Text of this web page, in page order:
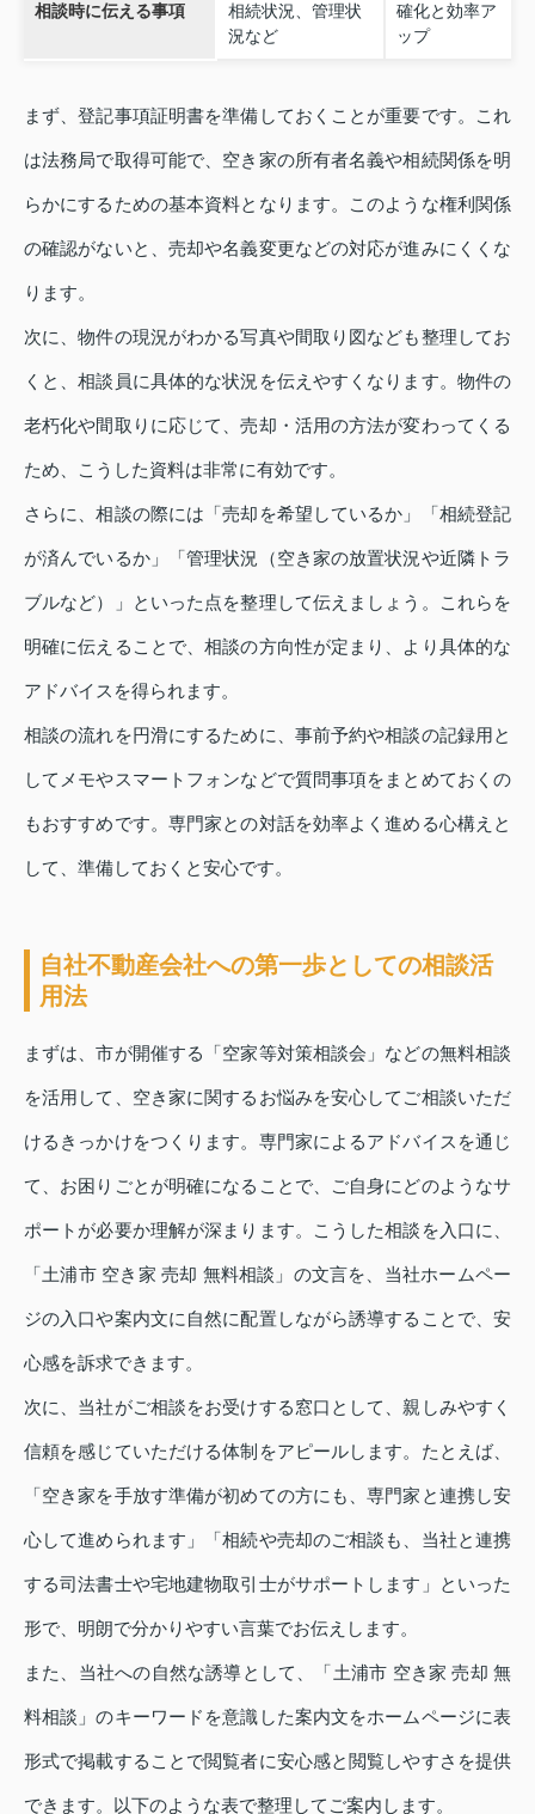
相談時に伝える事項
相続状況、管理状
況など
確化と効率ア
ップ
まず、登記事項証明書を準備しておくことが重要です。これ
は法務局で取得可能で、空き家の所有者名義や相続関係を明
らかにするための基本資料となります。このような権利関係
の確認がないと、売却や名義変更などの対応が進みにくくな
ります。
次に、物件の現況がわかる写真や間取り図なども整理してお
くと、相談員に具体的な状況を伝えやすくなります。物件の
老朽化や間取りに応じて、売却・活用の方法が変わってくる
ため、こうした資料は非常に有効です。
さらに、相談の際には「売却を希望しているか」「相続登記
が済んでいるか」「管理状況（空き家の放置状況や近隣トラ
ブルなど）」といった点を整理して伝えましょう。これらを
明確に伝えることで、相談の方向性が定まり、より具体的な
アドバイスを得られます。
相談の流れを円滑にするために、事前予約や相談の記録用と
してメモやスマートフォンなどで質問事項をまとめておくの
もおすすめです。専門家との対話を効率よく進める心構えと
して、準備しておくと安心です。
自社不動産会社への第一歩としての相談活
用法
まずは、市が開催する「空家等対策相談会」などの無料相談
を活用して、空き家に関するお悩みを安心してご相談いただ
けるきっかけをつくります。専門家によるアドバイスを通じ
て、お困りごとが明確になることで、ご自身にどのようなサ
ポートが必要か理解が深まります。こうした相談を入口に、
「土浦市 空き家 売却 無料相談」の文言を、当社ホームペー
ジの入口や案内文に自然に配置しながら誘導することで、安
心感を訴求できます。
次に、当社がご相談をお受けする窓口として、親しみやすく
信頼を感じていただける体制をアピールします。たとえば、
「空き家を手放す準備が初めての方にも、専門家と連携し安
心して進められます」「相続や売却のご相談も、当社と連携
する司法書士や宅地建物取引士がサポートします」といった
形で、明朗で分かりやすい言葉でお伝えします。
また、当社への自然な誘導として、「土浦市 空き家 売却 無
料相談」のキーワードを意識した案内文をホームページに表
形式で掲載することで閲覧者に安心感と閲覧しやすさを提供
できます。以下のような表で整理してご案内します。